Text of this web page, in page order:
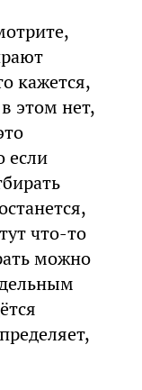
кажется,
этом нет,
если
что-то
можно